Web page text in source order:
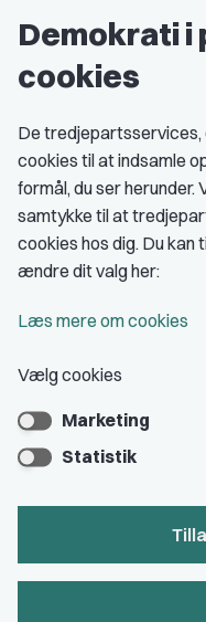
Grupper og kredse
Medlemskab
Fordele som medlem
Kontingent
Bliv medlem
Demokrati i
cookies
De tredjepartsservices,
cookies til at indsamle
formål, du ser
samtykke til at
cookies hos dig. Du
ændre dit valg her:
Læs mere om cookies
Vælg cookies
Marketing
Statistik